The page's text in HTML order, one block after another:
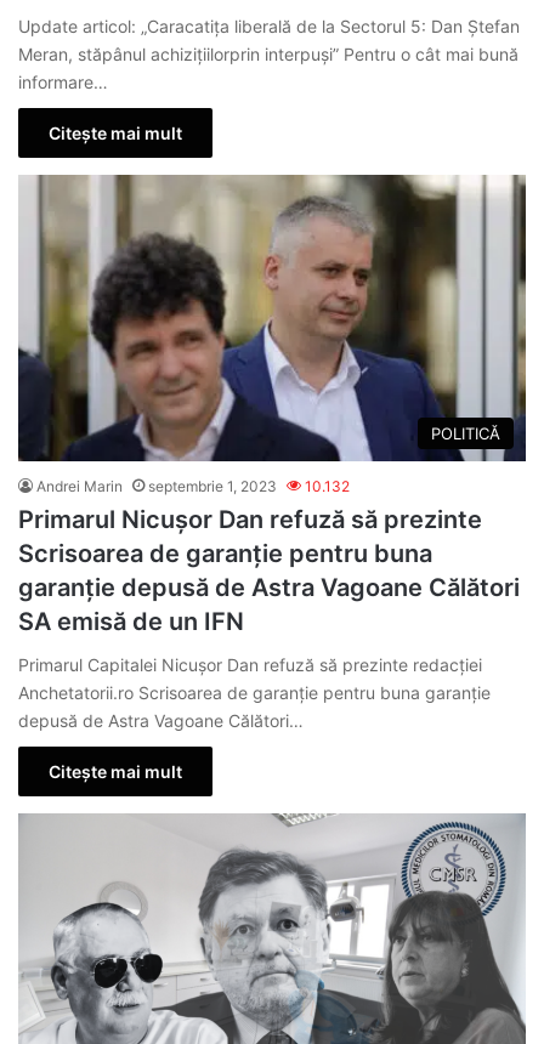
Update articol: „Caracatița liberală de la Sectorul 5: Dan Ștefan
Meran, stăpânul achizițiilorprin interpuși” Pentru o cât mai bună
informare…
Citește mai mult
POLITICĂ
Andrei Marin septembrie 1, 2023 10.132
Primarul Nicușor Dan refuză să prezinte
Scrisoarea de garanție pentru buna
garanție depusă de Astra Vagoane Călători
SA emisă de un IFN
Primarul Capitalei Nicușor Dan refuză să prezinte redacției
Anchetatorii.ro Scrisoarea de garanție pentru buna garanție
depusă de Astra Vagoane Călători…
Citește mai mult